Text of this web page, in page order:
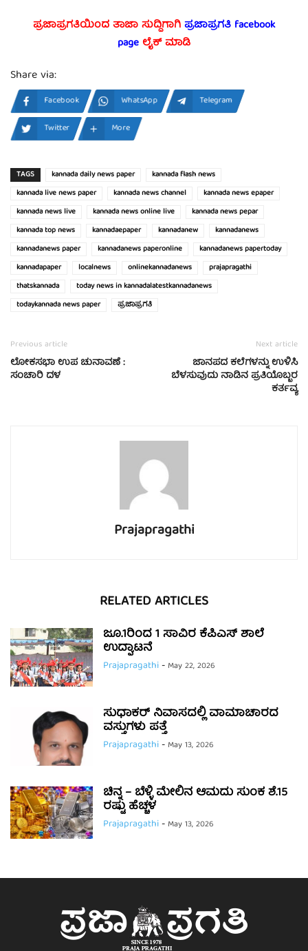
ಪ್ರಜಾಪ್ರಗತಿಯಿಂದ ತಾಜಾ ಸುದ್ದಿಗಾಗಿಪ್ರಜಾಪ್ರಗತಿ facebook
page ಲೈಕ್ ಮಾಡಿ
Share via:
Facebook WhatsApp
Telegram
Twitter
More
TAGS kannada daily news paper
kannada flash news
kannada live news paper
kannada news channel
kannada news epaper
kannada news live
kannada news online live
kannada news pepar
kannada top news
kannadaepaper kannadanew
kannadanews
kannadanews paper
kannadanews paperonline
kannadanews papertoday
kannadapaper
localnews onlinekannadanews
prajapragathi
thatskannada
today news in kannadalatestkannadanews
todaykannada news paper
ಪ್ರಜಾಪ್ರಗತಿ
Previous article
ಲೋಕಸಭಾ ಉಪ ಚುನಾವಣೆ :
ಸಂಚಾರಿ ದಳ
Next article
ಜಾನಪದ ಕಲೆಗಳನ್ನು ಉಳಿಸಿ
ಬೆಳಸುವುದು ನಾಡಿನ ಪ್ರತಿಯೊಬ್ಬರ
ಕರ್ತವ್ಯ
Prajapragathi
RELATED ARTICLES
ಜೂ.1ರಿಂದ 1 ಸಾವಿರ ಕೆಪಿಎಸ್ ಶಾಲೆ
ಉದ್ಘಾಟನೆ
Prajapragathi- May 22, 2026
ಸುಧಾಕರ್ ನಿವಾಸದಲ್ಲಿ ವಾಮಾಚಾರದ
ವಸ್ತುಗಳು ಪತ್ತೆ
Prajapragathi- May 13, 2026
ಚಿನ್ನ – ಬೆಳ್ಳಿ ಮೇಲಿನ ಆಮದು ಸುಂಕ ಶೆ.15
ರಷ್ಟು ಹೆಚ್ಚಳ
Prajapragathi- May 13, 2026